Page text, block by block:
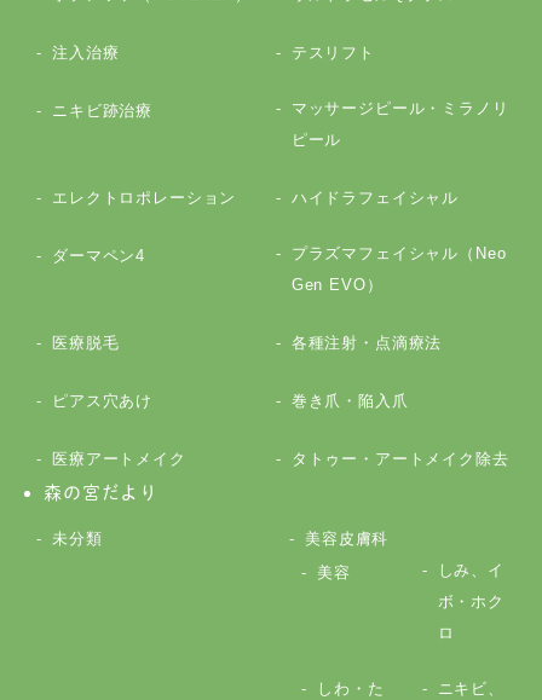
注入治療 テスリフト
ニキビ跡治療
マッサージピール・ミラノリ
ピール
エレクトロポレーション ハイドラフェイシャル
ダーマペン4
プラズマフェイシャル（Neo
Gen EVO）
医療脱毛 各種注射・点滴療法
ピアス穴あけ 巻き爪・陥入爪
医療アートメイク
タトゥー・アートメイク除去
森の宮だより
未分類
美容皮膚科
美容
しみ、イ
ボ・ホク
ロ
しわ・た
ニキビ、